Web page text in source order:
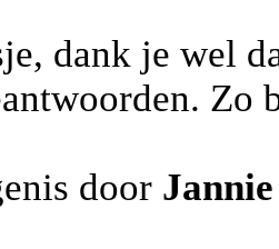
dank je wel
Zo
door Jannie